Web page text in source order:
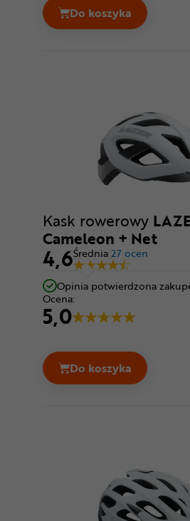
Do koszyka
Kask rowerowy
Kask rowerowy
Cameleon + Net
4,6Średnia27 ocen
Opinia potwierdzona
Ocena:
5,0
Do koszyka
Kask rowerowy